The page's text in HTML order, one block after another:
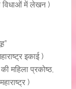
विधाओं में लेखन )
इकाई )
महिला प्रकोष्ठ,
)